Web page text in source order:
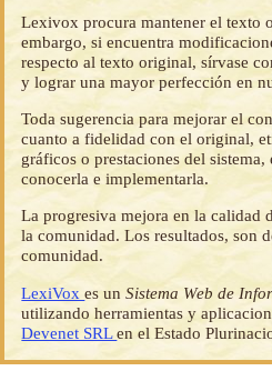
Lexivox procura mantener el texto
embargo, si encuentra
respecto al texto original, sírvase
y lograr una mayor perfección en
Toda sugerencia para mejorar el
cuanto a fidelidad con el original,
gráficos o prestaciones del sistema,
conocerla e implementarla.
La progresiva mejora en la calidad
la comunidad. Los resultados, son
comunidad.
LexiVoxes unSistema Web de
utilizando herramientas y
Devenet SRLen el Estado